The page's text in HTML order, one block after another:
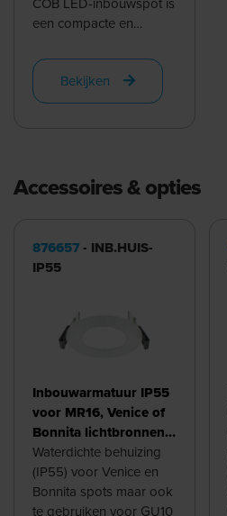
een compacte en
hoge lichtopbrengst.
Dankzij ...
Bekijken
Accessoires & opties
876657- INB.HUIS-
IP55
Inbouwarmatuur IP55
voor MR16, Venice of
Bonnita lichtbronnen,
Alu
Waterdichte behuizing
(IP55) voor Venice en
Bonnita spots maar ook
te gebruiken voor GU10